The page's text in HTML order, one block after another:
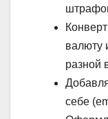
валюту
разной
себе